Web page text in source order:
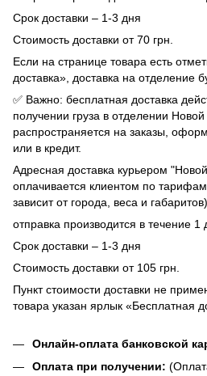
Срок доставки – 1-3 дня
Стоимость доставки от 70 грн.
Если на странице товара есть
доставка», доставка на отделение
✅ Важно: бесплатная доставка
получении груза в отделении
распространяется на заказы,
или в кредит.
Адресная доставка курьером
оплачивается клиентом по
зависит от города, веса и габаритов).
отправка производится в течение 1
Срок доставки – 1-3 дня
Стоимость доставки от 105 грн.
Пункт стоимости доставки не
товара указан ярлык «Бесплатная
Онлайн-оплата банковской
Оплата при получении: